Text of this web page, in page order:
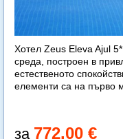
Хотел Zeus Eleva Ajul
среда, построен в
естественото
елементи са на първо
772.00 €